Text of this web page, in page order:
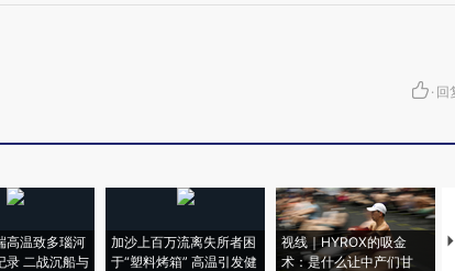
· 回
高温致多瑙河
录 二战沉船与
加沙上百万流离失所者困
于“塑料烤箱” 高温引发健
视线｜HYROX的吸金
术：是什么让中产们甘